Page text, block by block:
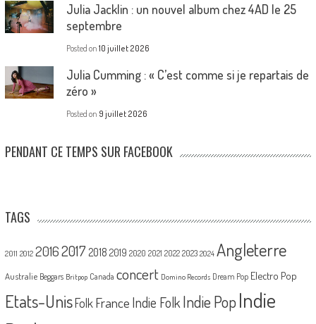
Julia Jacklin : un nouvel album chez 4AD le 25
septembre
Posted on 10 juillet 2026
Julia Cumming : « C’est comme si je repartais de
zéro »
Posted on 9 juillet 2026
PENDANT CE TEMPS SUR FACEBOOK
TAGS
2011 2012 20162017 2018 2019 2020 2021 2022 2023 2024 Angleterre
Australie Beggars Britpop Canada concert Domino Records Dream Pop Electro Pop
Etats-UnisFolk France Indie Folk Indie PopIndie